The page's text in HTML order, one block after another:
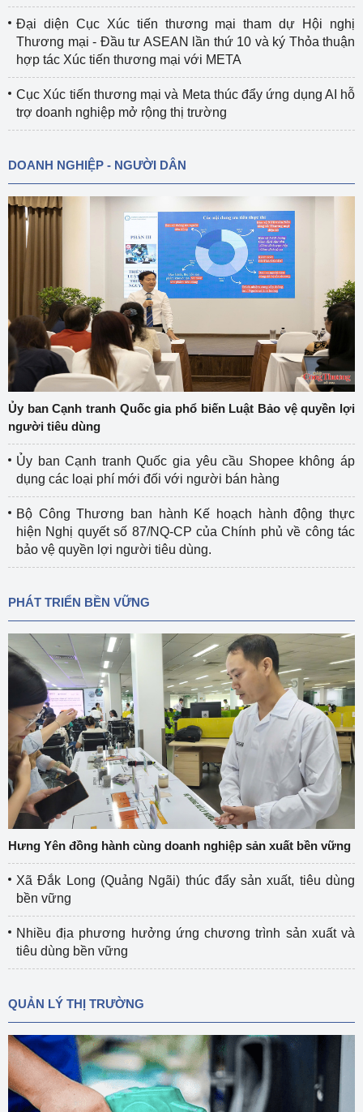
Đại diện Cục Xúc tiến thương mại tham dự Hội nghị
Thương mại - Đầu tư ASEAN lần thứ 10 và ký Thỏa thuận
hợp tác Xúc tiến thương mại với META
Cục Xúc tiến thương mại và Meta thúc đẩy ứng dụng AI hỗ
trợ doanh nghiệp mở rộng thị trường
DOANH NGHIỆP - NGƯỜI DÂN
Ủy ban Cạnh tranh Quốc gia phổ biến Luật Bảo vệ quyền lợi
người tiêu dùng
Ủy ban Cạnh tranh Quốc gia yêu cầu Shopee không áp
dụng các loại phí mới đối với người bán hàng
Bộ Công Thương ban hành Kế hoạch hành động thực
hiện Nghị quyết số 87/NQ-CP của Chính phủ về công tác
bảo vệ quyền lợi người tiêu dùng.
PHÁT TRIỂN BỀN VỮNG
Hưng Yên đồng hành cùng doanh nghiệp sản xuất bền vững
Xã Đắk Long (Quảng Ngãi) thúc đẩy sản xuất, tiêu dùng
bền vững
Nhiều địa phương hưởng ứng chương trình sản xuất và
tiêu dùng bền vững
QUẢN LÝ THỊ TRƯỜNG